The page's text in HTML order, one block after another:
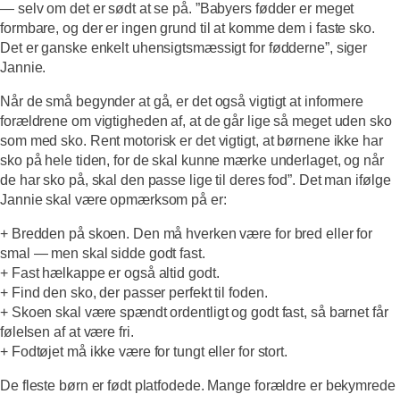
— selv om det er sødt at se på. ”Babyers fødder er meget
formbare, og der er ingen grund til at komme dem i faste sko.
Det er ganske enkelt uhensigtsmæssigt for fødderne”, siger
Jannie.
Når de små begynder at gå, er det også vigtigt at informere
forældrene om vigtigheden af, at de går lige så meget uden sko
som med sko. Rent motorisk er det vigtigt, at børnene ikke har
sko på hele tiden, for de skal kunne mærke underlaget, og når
de har sko på, skal den passe lige til deres fod”. Det man ifølge
Jannie skal være opmærksom på er:
+ Bredden på skoen. Den må hverken være for bred eller for
smal — men skal sidde godt fast.
+ Fast hælkappe er også altid godt.
+ Find den sko, der passer perfekt til foden.
+ Skoen skal være spændt ordentligt og godt fast, så barnet får
følelsen af at være fri.
+ Fodtøjet må ikke være for tungt eller for stort.
De fleste børn er født platfodede. Mange forældre er bekymrede